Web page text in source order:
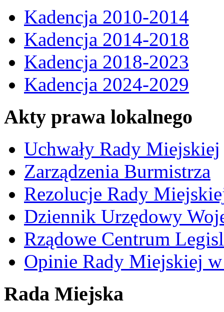
Kadencja 2010-2014
Kadencja 2014-2018
Kadencja 2018-2023
Kadencja 2024-2029
Akty prawa lokalnego
Uchwały Rady Miejskiej
Zarządzenia Burmistrza
Rezolucje Rady
Dziennik Urzędowy
Rządowe Centrum
Opinie Rady Miejskiej w
Rada Miejska